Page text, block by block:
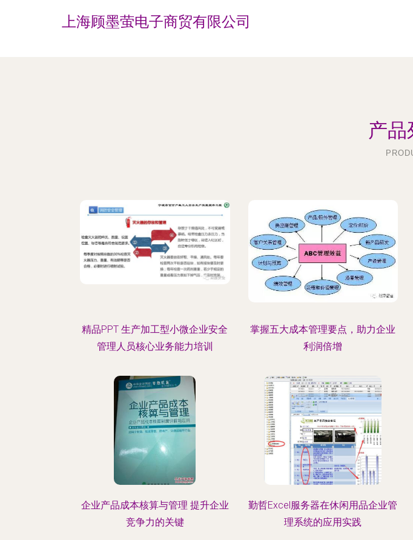
上海顾墨萤电子商贸有限公司
产品
精品PPT 生产加工型小微企业安全
管理人员核心业务能力培训
掌握五大成本管理要点，助力企业
利润倍增
企业产品成本核算与管理 提升企业
竞争力的关键
勤哲Excel服务器在休闲用品企业管
理系统的应用实践